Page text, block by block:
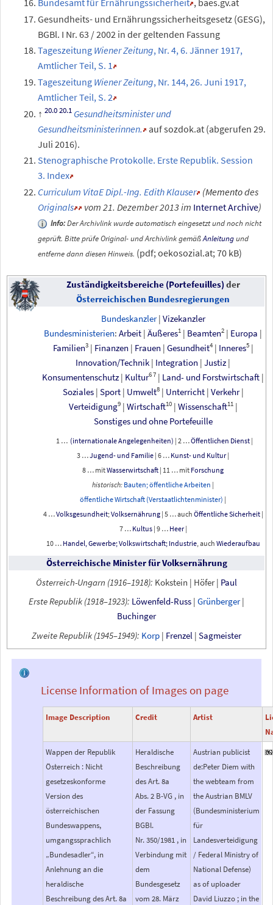
Bundesamt für Ernährungssicherheit , baes.gv.at
Gesundheits- und Ernährungssicherheitsgesetz (GESG),
BGBl. I Nr. 63 / 2002 in der geltenden Fassung
Tageszeitung Wiener Zeitung, Nr. 4, 6. Jänner 1917,
Amtlicher Teil, S. 1
Tageszeitung Wiener Zeitung, Nr. 144, 26. Juni 1917,
Amtlicher Teil, S. 2
Gesundheitsminister und
Gesundheitsministerinnen.
auf sozdok.at (abgerufen 29.
Juli 2016).
Stenographische Protokolle. Erste Republik. Session
3. Index
Curriculum VitaE Dipl.-Ing. Edith Klauser (Mementodes
Originals
vom 21. Dezember 2013 im Internet Archive)
Info:Der Archivlink wurde automatisch eingesetzt und noch nicht
geprüft. Bitte prüfe Original- und Archivlink gemäßAnleitungund
entferne dann diesen Hinweis. (pdf; oekosozial.at; 70 kB)
Zuständigkeitsbereiche (Portefeuilles) der
Österreichischen Bundesregierungen
Bundeskanzler | Vizekanzler
Bundesministerien: Arbeit | Äußeres1 | Beamten2 | Europa |
Familien3 | Finanzen | Frauen | Gesundheit4 | Inneres5 |
Innovation/Technik | Integration | Justiz |
Konsumentenschutz | Kultur67 | Land- und Forstwirtschaft |
Soziales | Sport | Umwelt8 | Unterricht | Verkehr |
Verteidigung9 | Wirtschaft10 | Wissenschaft11 |
Sonstiges undohne Portefeuille
1 … (internationale Angelegenheiten) | 2 … Öffentlichen Dienst |
3 … Jugend- und Familie | 6 … Kunst- und Kultur |
8 … mit Wasserwirtschaft | 11 … mit Forschung
historisch: Bauten; öffentliche Arbeiten |
öffentliche Wirtschaft (Verstaatlichtenminister) |
4 … Volksgesundheit; Volksernährung | 5 … auch Öffentliche Sicherheit |
7 … Kultus | 9 … Heer |
10 … Handel, Gewerbe; Volkswirtschaft; Industrie, auch Wiederaufbau
Österreichische Minister für Volksernährung
Österreich-Ungarn (1916–1918): Kokstein | Höfer | Paul
Erste Republik (1918–1923): Löwenfeld-Russ | Grünberger |
Buchinger
Zweite Republik (1945–1949): Korp | Frenzel | Sagmeister
License Information of Images on page
Image Description Credit Artist
Wappen der Republik
Österreich : Nicht
gesetzeskonforme
Version des
österreichischen
Bundeswappens,
umgangssprachlich
„Bundesadler“, in
Anlehnung an die
heraldische
Beschreibung des Art. 8a
Heraldische
Beschreibung
des Art. 8a
Abs. 2 B-VG , in
der Fassung
BGBl.
Nr. 350/1981 , in
Verbindung mit
dem
Bundesgesetz
vom 28. März
Austrian publicist
de:Peter Diem with
the webteam from
the Austrian BMLV
(Bundesministerium
für
Landesverteidigung
/ Federal Ministry of
National Defense)
as of uploader
David Liuzzo ; in the